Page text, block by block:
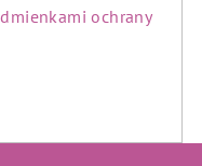
ochrany